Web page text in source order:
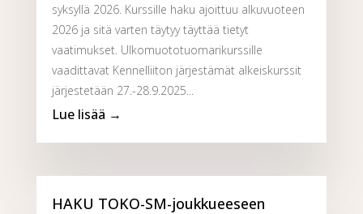
syksyllä 2026. Kurssille haku ajoittuu alkuvuoteen
2026 ja sitä varten täytyy täyttää tietyt
vaatimukset. Ulkomuototuomarikurssille
vaadittavat Kennelliiton järjestämät alkeiskurssit
järjestetään 27.-28.9.2025...
HAKU TOKO-SM-joukkueeseen